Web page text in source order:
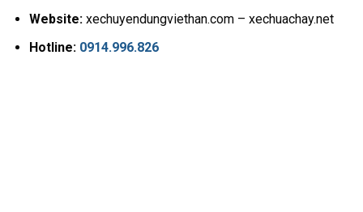
Website:xechuyendungviethan.com – xechuachay.net
Hotline: 0914.996.826